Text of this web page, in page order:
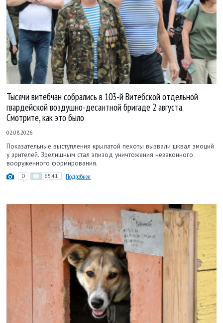
Тысячи витебчан собрались в 103-й Витебской отдельной
гвардейской воздушно-десантной бригаде 2 августа.
Смотрите, как это было
02.08.2026
Показательные выступления крылатой пехоты вызвали шквал эмоций
у зрителей. Зрелищным стал эпизод уничтожения незаконного
вооруженного формирования.
0 6541 Подробнее